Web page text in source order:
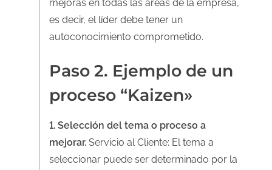
mejoras en todas las áreas de la empresa,
es decir, el líder debe tener un
autoconocimiento comprometido.
Paso 2. Ejemplo de un
proceso “Kaizen»
1. Selección del tema o proceso a
mejorar. Servicio al Cliente: El tema a
seleccionar puede ser determinado por la